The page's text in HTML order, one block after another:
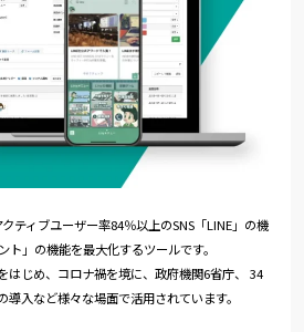
ティブユーザー率84％以上のSNS「LINE」の機
ト」の機能を最大化するツールです。
はじめ、コロナ禍を境に、政府機関6省庁、 34
入など様々な場面で活用されています。